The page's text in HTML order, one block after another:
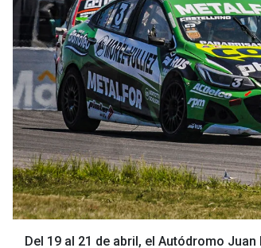
Del 19 al 21 de abril, el Autódromo